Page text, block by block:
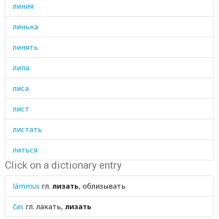
линия
линька
линять
липа
лиса
лист
листать
литься
лицемер
лицо
личинка
Click on a dictionary entry
lámmus гл. лизать, облизывать
čas гл. лакать, лизать